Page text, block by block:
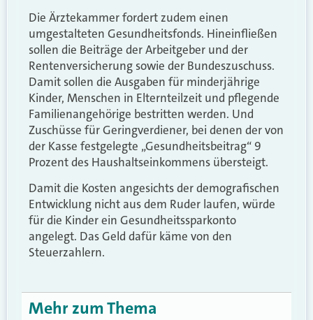
Die Ärztekammer fordert zudem einen
umgestalteten Gesundheitsfonds. Hineinfließen
sollen die Beiträge der Arbeitgeber und der
Rentenversicherung sowie der Bundeszuschuss.
Damit sollen die Ausgaben für minderjährige
Kinder, Menschen in Elternteilzeit und pflegende
Familienangehörige bestritten werden. Und
Zuschüsse für Geringverdiener, bei denen der von
der Kasse festgelegte „Gesundheitsbeitrag“ 9
Prozent des Haushaltseinkommens übersteigt.
Damit die Kosten angesichts der demografischen
Entwicklung nicht aus dem Ruder laufen, würde
für die Kinder ein Gesundheitssparkonto
angelegt. Das Geld dafür käme von den
Steuerzahlern.
Mehr zum Thema